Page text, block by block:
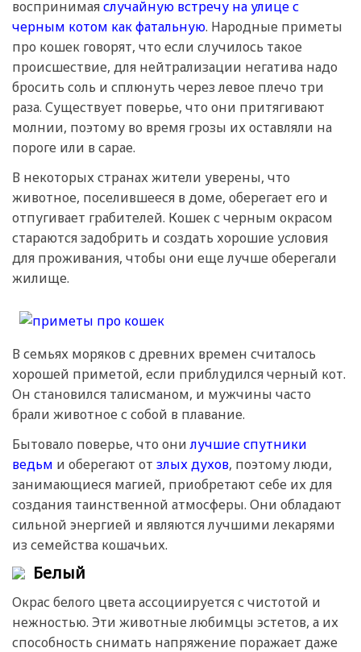
воспринимаяслучайную встречу на улице с
черным котом как фатальную. Народные приметы
про кошек говорят, что если случилось такое
происшествие, для нейтрализации негатива надо
бросить соль и сплюнуть через левое плечо три
раза. Существует поверье, что они притягивают
молнии, поэтому во время грозы их оставляли на
пороге или в сарае.
В некоторых странах жители уверены, что
животное, поселившееся в доме, оберегает его и
отпугивает грабителей. Кошек с черным окрасом
стараются задобрить и создать хорошие условия
для проживания, чтобы они еще лучше оберегали
жилище.
В семьях моряков с древних времен считалось
хорошей приметой, если приблудился черный кот.
Он становился талисманом, и мужчины часто
брали животное с собой в плавание.
Бытовало поверье, что онилучшие спутники
ведьм и оберегают от злых духов, поэтому люди,
занимающиеся магией, приобретают себе их для
создания таинственной атмосферы. Они обладают
сильной энергией и являются лучшими лекарями
из семейства кошачьих.
Белый
Окрас белого цвета ассоциируется с чистотой и
нежностью. Эти животные любимцы эстетов, а их
способность снимать напряжение поражает даже